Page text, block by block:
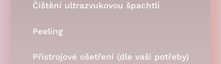
Čištění ultrazvukovou špachtlí
Peeling
Přístrojové ošetření (dle vaší potřeby)